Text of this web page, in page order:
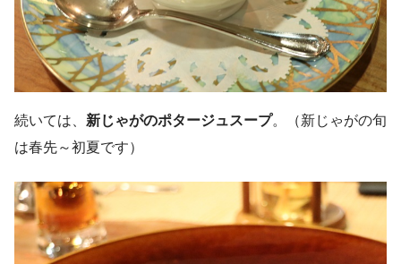
続いては、 新じゃがのポタージュスープ。（新じゃがの旬
は春先～初夏です）